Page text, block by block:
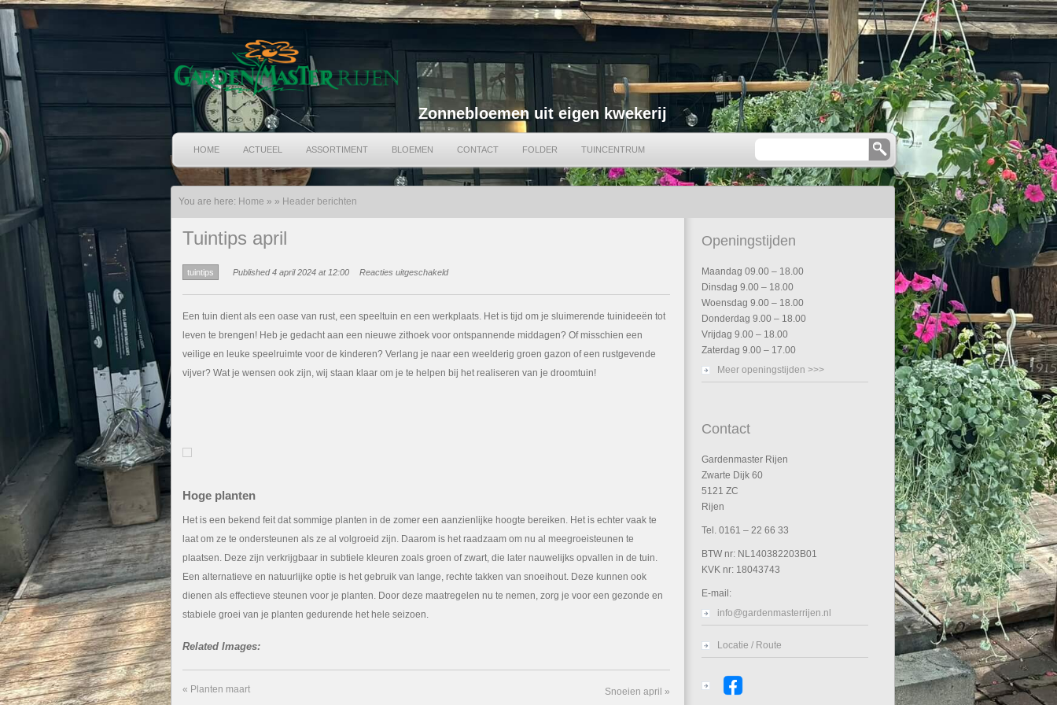
Zonnebloemen uit eigen kwekerij
HOME ACTUEEL ASSORTIMENT BLOEMEN CONTACT FOLDER TUINCENTRUM
You are here: Home » » Header berichten
Tuintips april
tuintips Published 4 april 2024 at 12:00 Reacties uitgeschakeld
april
Een tuin dient als een oase van rust, een speeltuin en een werkplaats. Het is tijd om je sluimerende tuinideeën tot
leven te brengen! Heb je gedacht aan een nieuwe zithoek voor ontspannende middagen? Of misschien een
veilige en leuke speelruimte voor de kinderen? Verlang je naar een weelderig groen gazon of een rustgevende
vijver? Wat je wensen ook zijn, wij staan klaar om je te helpen bij het realiseren van je droomtuin!
Hoge planten
Het is een bekend feit dat sommige planten in de zomer een aanzienlijke hoogte bereiken. Het is echter vaak te
laat om ze te ondersteunen als ze al volgroeid zijn. Daarom is het raadzaam om nu al meegroeisteunen te
plaatsen. Deze zijn verkrijgbaar in subtiele kleuren zoals groen of zwart, die later nauwelijks opvallen in de tuin.
Een alternatieve en natuurlijke optie is het gebruik van lange, rechte takken van snoeihout. Deze kunnen ook
dienen als effectieve steunen voor je planten. Door deze maatregelen nu te nemen, zorg je voor een gezonde en
stabiele groei van je planten gedurende het hele seizoen.
Related Images:
« Planten maart Snoeien april »
Openingstijden
Maandag 09.00 – 18.00
Dinsdag 9.00 – 18.00
Woensdag 9.00 – 18.00
Donderdag 9.00 – 18.00
Vrijdag 9.00 – 18.00
Zaterdag 9.00 – 17.00
Meer openingstijden >>>
Contact
Gardenmaster Rijen
Zwarte Dijk 60
5121 ZC
Rijen
Tel. 0161 – 22 66 33
BTW nr: NL140382203B01
KVK nr: 18043743
E-mail:
info@gardenmasterrijen.nl
Locatie / Route